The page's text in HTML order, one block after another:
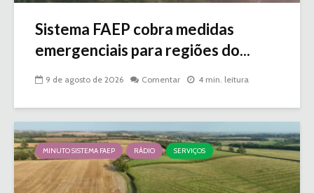
Sistema FAEP cobra medidas
emergenciais para regiões do...
9 de agosto de 2026 Comentar 4 min. leitura
MINUTO SISTEMA FAEP RÁDIO SERVIÇOS